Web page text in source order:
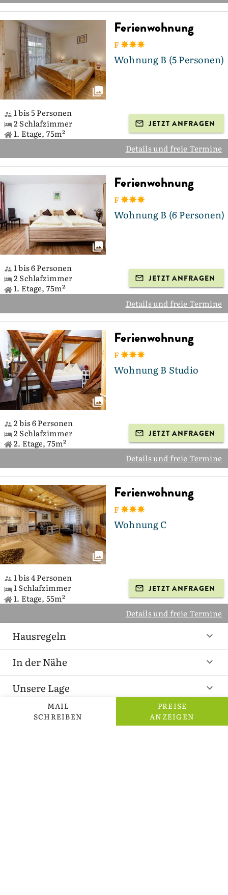
MAIL
SCHREIBEN
PREISE
ANZEIGEN
Ferienwohnung
F
Wohnung B (5 Personen)
1 bis 5 Personen
2 Schlafzimmer
1. Etage, 75m²
JETZT ANFRAGEN
Details und freie Termine
Ferienwohnung
F
Wohnung B (6 Personen)
1 bis 6 Personen
2 Schlafzimmer
1. Etage, 75m²
JETZT ANFRAGEN
Details und freie Termine
Ferienwohnung
F
Wohnung B Studio
2 bis 6 Personen
2 Schlafzimmer
2. Etage, 75m²
JETZT ANFRAGEN
Details und freie Termine
Ferienwohnung
F
Wohnung C
1 bis 4 Personen
1 Schlafzimmer
1. Etage, 55m²
JETZT ANFRAGEN
Details und freie Termine
Hausregeln
In der Nähe
Unsere Lage